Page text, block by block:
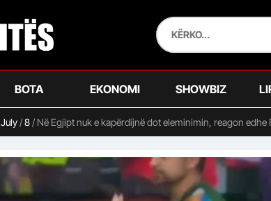
BOTA EKONOMI SHOWBIZ
July/8/ Në Egjipt nuk e kapërdijnë dot eleminimin, reagon